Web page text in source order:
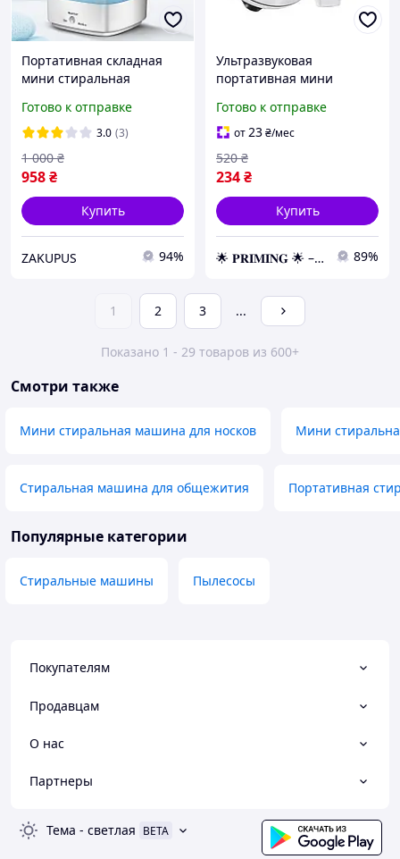
Портативная складная
мини стиральная
ультразвуковая, USB CHS
Готово к отправке
3.0 (3)
958₴
1 000 ₴
Купить
ZAKUPUS 94%
Ультразвуковая
портативная мини
Usltrasonic Turbine Wash
от USB и повербанка
Готово к отправке
от23₴/мес
234₴
520 ₴
Купить
🌟 𝐏𝐑𝐈𝐌𝐈𝐍𝐆 🌟 – Эксклюзивные товары премиум-качества от официального дистрибьютора! 89%
1 2 3 ...
Показано 1 - 29 товаров из 600+
Смотри также
Мини стиральная машина для носков Мини
Стиральная машина для общежития Портативная
Популярные категории
Стиральные машины Пылесосы
Покупателям
Продавцам
О нас
Партнеры
Тема - светлая BETA